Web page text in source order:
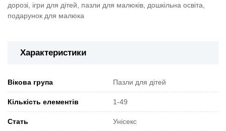
дорозі, ігри для дітей, пазли для малюків, дошкільна освіта,
подарунок для малюка
Характеристики
Вікова група Пазли для дітей
Кількість елементів 1-49
Стать Унісекс